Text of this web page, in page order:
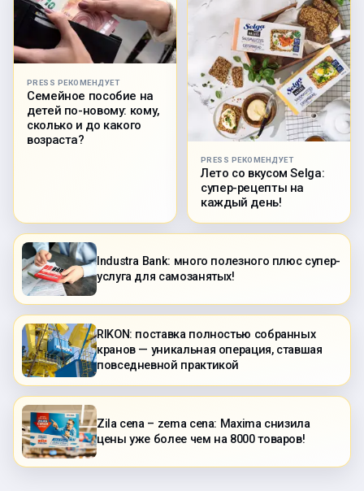
PRESS РЕКОМЕНДУЕТ
Семейное пособие на
детей по-новому: кому,
сколько и до какого
возраста?
PRESS РЕКОМЕНДУЕТ
Лето со вкусом Selga:
супер-рецепты на
каждый день!
Industra Bank: много полезного плюс супер-
услуга для самозанятых!
RIKON: поставка полностью собранных
кранов — уникальная операция, ставшая
повседневной практикой
Zila cena – zema cena: Maxima снизила
цены уже более чем на 8000 товаров!